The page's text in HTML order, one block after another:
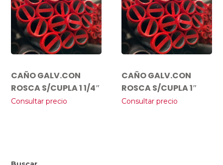
CAÑO GALV.CON
ROSCA S/CUPLA 1 1/4″
Consultar precio
CAÑO GALV.CON
ROSCA S/CUPLA 1″
Consultar precio